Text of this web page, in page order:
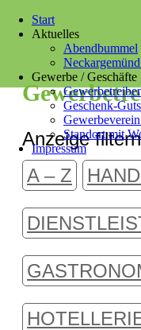
Start
Aktuelles
Abendbummel
Gewerbe / Geschäfte
Geschenk-
Standort mit
Impressum
Anzeige
A – Z